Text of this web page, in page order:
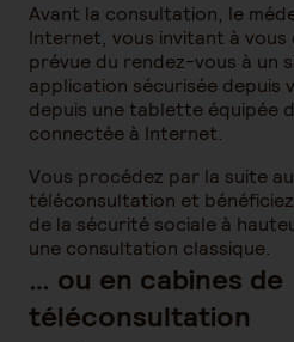
Avant la consultation, le
Internet, vous invitant à vous
prévue du rendez-vous à un
application sécurisée depuis
depuis une tablette équipée
connectée à Internet.
Vous procédez par la suite
téléconsultation et
de la sécurité sociale à
une consultation classique.
… ou en cabines de
téléconsultation